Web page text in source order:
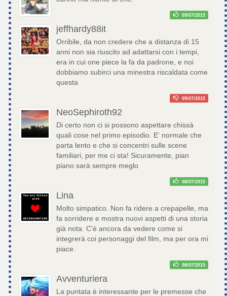
09/07/2015
jeffhardy88it
Orribile, da non credere che a distanza di 15
anni non sia riuscito ad adattarsi con i tempi,
era in cui one piece la fa da padrone, e noi
dobbiamo subirci una minestra riscaldata come
questa
09/07/2015
NeoSephiroth92
Di certo non ci si possono aspettare chissà
quali cose nel primo episodio. E' normale che
parta lento e che si concentri sulle scene
familiari, per me ci sta! Sicuramente, pian
piano sarà sempre meglo
08/07/2015
Lina
Molto simpatico. Non fa ridere a crepapelle, ma
fa sorridere e mostra nuovi aspetti di una storia
già nota. C'è ancora da vedere come si
integrerà coi personaggi del film, ma per ora mi
piace.
08/07/2015
Avventuriera
La puntata è interessante per le premesse che